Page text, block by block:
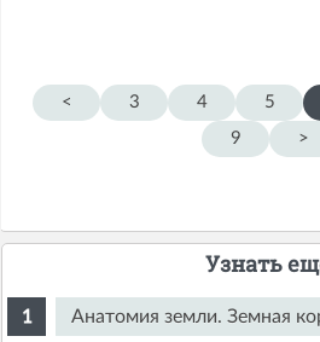
< 3 4 5
9
>
Узнать
Анатомия земли. Земная